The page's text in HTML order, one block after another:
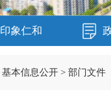
印象仁和
基本信息公开 > 部门文件